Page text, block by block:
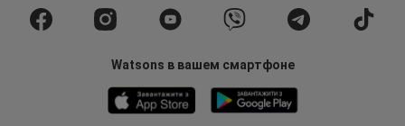
Watsons в вашем смартфоне